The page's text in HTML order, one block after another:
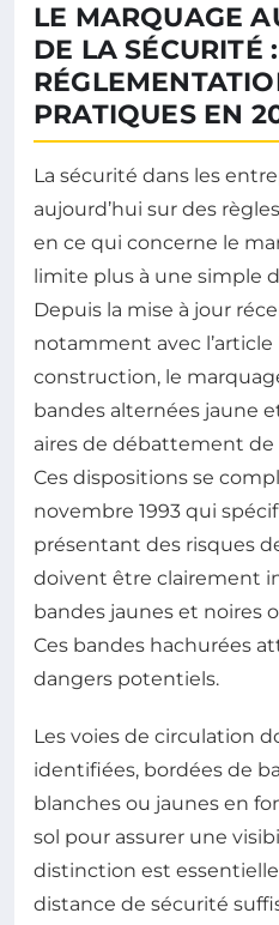
LE MARQUAGE
DE LA SÉCURITÉ :
PRATIQUES EN
La sécurité dans les
aujourd’hui sur des
en ce qui concerne le
limite plus à une simple
Depuis la mise à jour
notamment avec l’article
construction, le
bandes alternées jaune
aires de débattement
Ces dispositions se
novembre 1993 qui
présentant des risques
doivent être clairement
bandes jaunes et noires
Ces bandes hachurées
dangers potentiels.
Les voies de circulation
identifiées, bordées de
blanches ou jaunes en
sol pour assurer une
distinction est
distance de sécurité